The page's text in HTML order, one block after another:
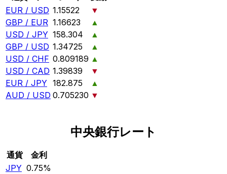
EUR / USD 1.15522
▼
GBP / EUR 1.16623
▲
USD / JPY 158.304
▲
GBP / USD 1.34725
▲
USD / CHF 0.809189 ▲
USD / CAD 1.39839
▼
EUR / JPY 182.875
▲
AUD / USD 0.705230 ▼
中央銀行レート
通貨
金利
JPY 0.75%